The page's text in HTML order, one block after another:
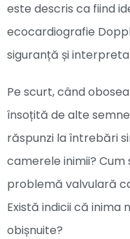
este descris ca fiind
ecocardiografie
siguranță și
Pe scurt, când
însoțită de alte
răspunzi la întrebări
camerele inimii?
problemă valvulară
Există indicii că
obișnuite?